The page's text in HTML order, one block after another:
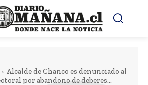
Alcalde de Chanco es denunciado al
por abandono de deberes...